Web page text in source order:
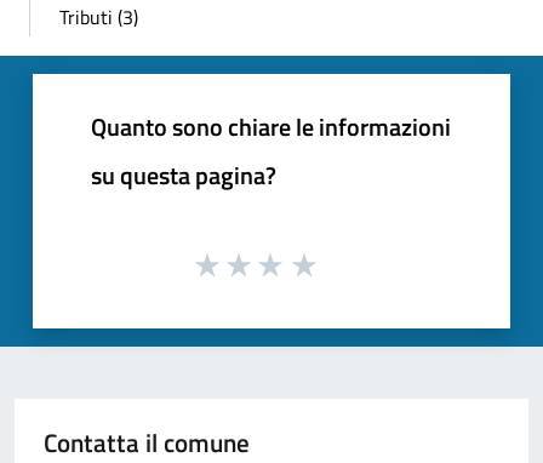
Tributi (3)
Quanto sono chiare le informazioni
su questa pagina?
Contatta il comune